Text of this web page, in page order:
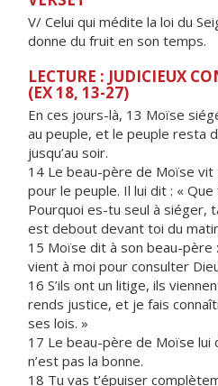
V/ Celui qui médite la loi du
donne du fruit en son temps.
LECTURE : JUDICIEUX
(EX 18, 13-27)
En ces jours-là, 13 Moïse
au peuple, et le peuple resta
jusqu’au soir.
14 Le beau-père de Moïse
pour le peuple. Il lui dit : «
Pourquoi es-tu seul à siéger,
est debout devant toi du
15 Moïse dit à son beau-père
vient à moi pour consulter
16 S’ils ont un litige, ils
rends justice, et je fais
ses lois. »
17 Le beau-père de Moïse lui
n’est pas la bonne.
18 Tu vas t’épuiser